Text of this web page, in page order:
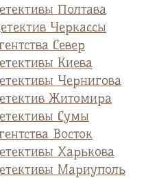
Полтава
Черкассы
Север
Киева
Чернигова
Житомира
Сумы
Восток
Харькова
Мариуполь